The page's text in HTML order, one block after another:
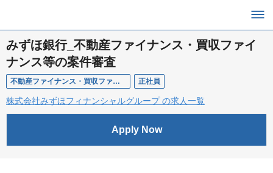
みずほ銀行_不動産ファイナンス・買収ファイ
ナンス等の案件審査
不動産ファイナンス・買収ファイナンス等の案件審査 正社員
株式会社みずほフィナンシャルグループ の求人一覧
Apply Now